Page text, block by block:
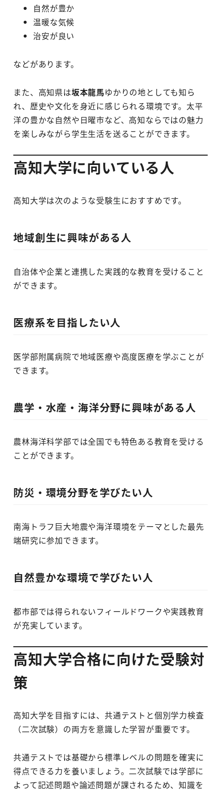
自然が豊か
温暖な気候
治安が良い
などがあります。
また、高知県は坂本龍馬ゆかりの地としても知ら
れ、歴史や文化を身近に感じられる環境です。太平
洋の豊かな自然や日曜市など、高知ならではの魅力
を楽しみながら学生生活を送ることができます。
高知大学に向いている人
高知大学は次のような受験生におすすめです。
地域創生に興味がある人
自治体や企業と連携した実践的な教育を受けること
ができます。
医療系を目指したい人
医学部附属病院で地域医療や高度医療を学ぶことが
できます。
農学・水産・海洋分野に興味がある人
農林海洋科学部では全国でも特色ある教育を受ける
ことができます。
防災・環境分野を学びたい人
南海トラフ巨大地震や海洋環境をテーマとした最先
端研究に参加できます。
自然豊かな環境で学びたい人
都市部では得られないフィールドワークや実践教育
が充実しています。
高知大学合格に向けた受験対
策
高知大学を目指すには、共通テストと個別学力検査
（二次試験）の両方を意識した学習が重要です。
共通テストでは基礎から標準レベルの問題を確実に
得点できる力を養いましょう。二次試験では学部に
よって記述問題や論述問題が課されるため、知識を